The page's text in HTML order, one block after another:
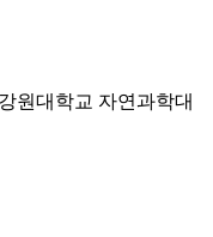
원대학교 자연과학대